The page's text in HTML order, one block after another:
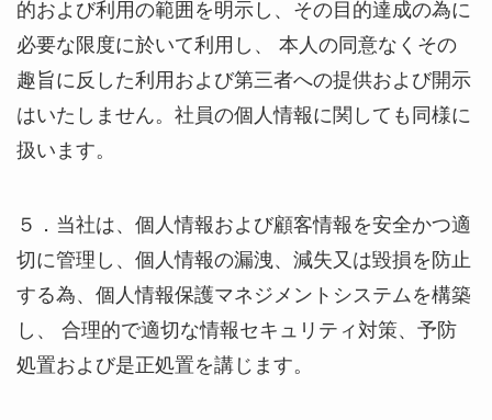
的および利用の範囲を明示し、その目的達成の為に
必要な限度に於いて利用し、 本人の同意なくその
趣旨に反した利用および第三者への提供および開示
はいたしません。社員の個人情報に関しても同様に
扱います。
５．当社は、個人情報および顧客情報を安全かつ適
切に管理し、個人情報の漏洩、減失又は毀損を防止
する為、個人情報保護マネジメントシステムを構築
し、 合理的で適切な情報セキュリティ対策、予防
処置および是正処置を講じます。